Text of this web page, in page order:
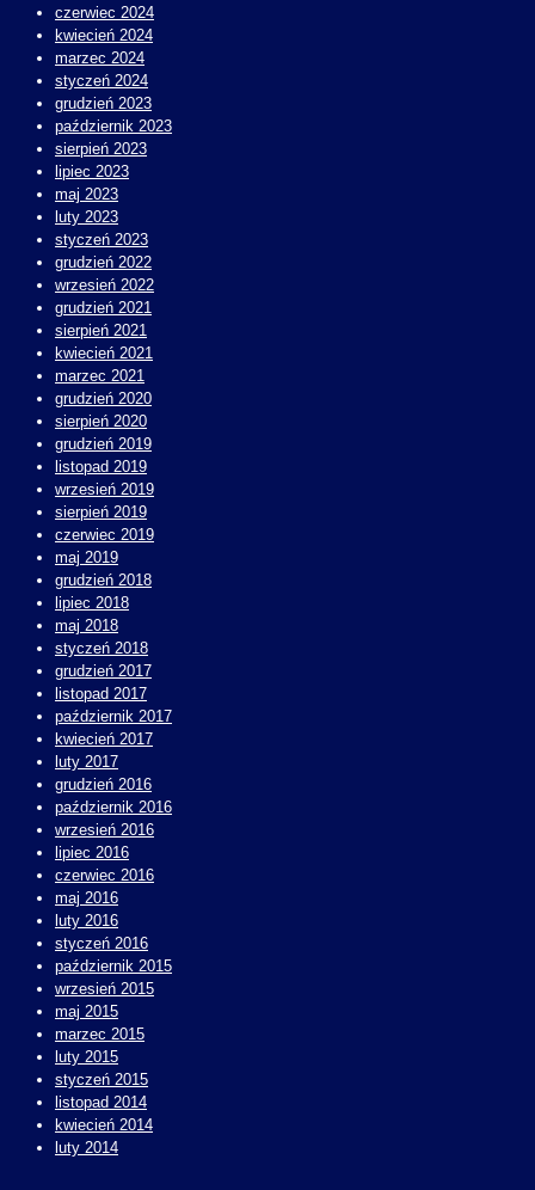
czerwiec 2024
kwiecień 2024
marzec 2024
styczeń 2024
grudzień 2023
październik 2023
sierpień 2023
lipiec 2023
maj 2023
luty 2023
styczeń 2023
grudzień 2022
wrzesień 2022
grudzień 2021
sierpień 2021
kwiecień 2021
marzec 2021
grudzień 2020
sierpień 2020
grudzień 2019
listopad 2019
wrzesień 2019
sierpień 2019
czerwiec 2019
maj 2019
grudzień 2018
lipiec 2018
maj 2018
styczeń 2018
grudzień 2017
listopad 2017
październik 2017
kwiecień 2017
luty 2017
grudzień 2016
październik 2016
wrzesień 2016
lipiec 2016
czerwiec 2016
maj 2016
luty 2016
styczeń 2016
październik 2015
wrzesień 2015
maj 2015
marzec 2015
luty 2015
styczeń 2015
listopad 2014
kwiecień 2014
luty 2014